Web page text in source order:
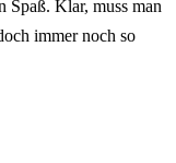
Spaß. Klar, muss man
immer noch so